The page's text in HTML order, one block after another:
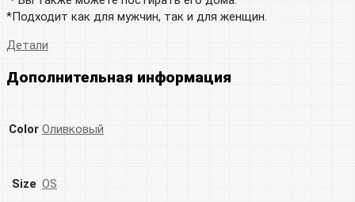
*Подходит как для мужчин, так и для женщин.
Детали
Дополнительная информация
Color Оливковый
Size OS